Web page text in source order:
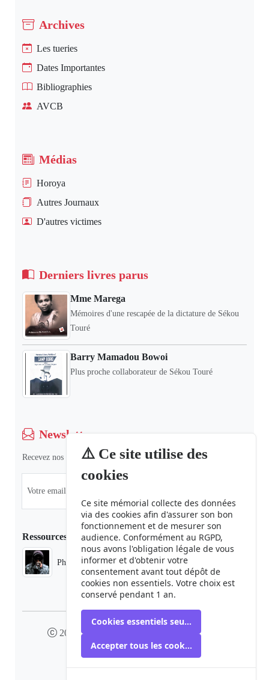
⚠️ Ce site utilise des
cookies
Ce site mémorial collecte des données
via des cookies afin d'assurer son bon
fonctionnement et de mesurer son
audience. Conformément au RGPD,
nous avons l'obligation légale de vous
informer et d'obtenir votre
consentement avant tout dépôt de
cookies non essentiels. Votre choix est
conservé pendant 1 an.
Cookies essentiels seulement
Accepter tous les cookies
Archives
Les tueries
Dates Importantes
Bibliographies
AVCB
Médias
Horoya
Autres Journaux
D'autres victimes
Derniers livres parus
Mme Marega
Mémoires d'une rescapée de la dictature de Sékou
Touré
Barry Mamadou Bowoi
Plus proche collaborateur de Sékou Touré
Newsletter
Recevez nos dernières informations et actualités.
Ressources
Phaduba camp boiro
2024 camp-boiro.org - Tous droits réservés
Mémorial des Victimes du Camp Boiro